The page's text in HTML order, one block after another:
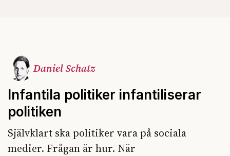
Daniel Schatz
Infantila politiker infantiliserar
politiken
Självklart ska politiker vara på sociala
medier. Frågan är hur. När